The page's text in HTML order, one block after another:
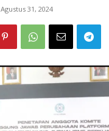
Agustus 31, 2024